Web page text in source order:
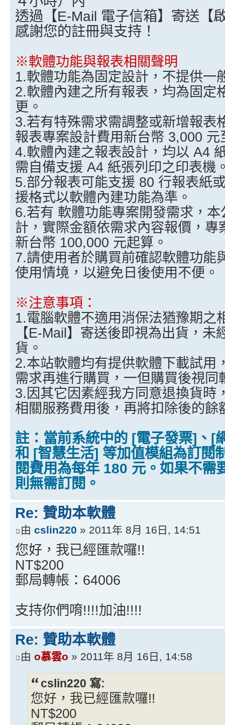
透過【E-Mail 電子信箱】寄送【
感謝您的註冊與支持！
※軟體功能與報表相關聲明
1.軟體功能為固定設計，不提供一
2.軟體內建之所有報表，均為固定
更。
3.若有特殊需求需調整或新增報表
報表專案設計費用新台幣 3,000
4.軟體內建之報表設計，均以 A4
需自備支援 A4 紙張列印之印表機
5.部分報表可能支援 80 行報表紙
援格式以軟體內建功能為準。
6.若有 軟體功能專案開發需求，
計，實際金額依需求內容報價，專
新台幣 100,000 元起算。
7.請使用者於購買前確認軟體功能
使用情境，以避免日後使用不便。
※注意事項：
1.電腦軟體不適用消保法猶豫期之
【E-Mail】寄送後即視為出貨，
貨。
2.本站軟體均有提供軟體下載試用
需求再進行購買，一但購買後視同
3.因其它因素經我方同意退換貨時
相關服務費用後，再將扣除後的餘
註：當前系統中的 [電子發票]、[
和 [智慧生活] 等加值模組為訂閱
閱費用為每年 180 元。如果不需
則無需訂閱。
Re: 贊助本軟體
由 cslin220 » 2011年 8月 16日, 14:51
您好，我已經匯款囉!!
NT$200
郵局轉帳：64006
支持你們唷!!!!加油!!!!
Re: 贊助本軟體
由 o慕雲o » 2011年 8月 16日, 14:58
cslin220 寫:
您好，我已經匯款囉!!
NT$200